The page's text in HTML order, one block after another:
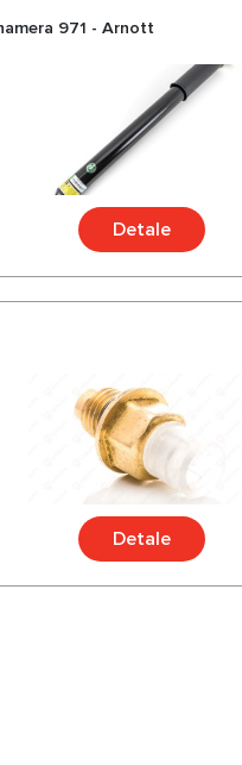
971 - Arnott
Detale
Detale